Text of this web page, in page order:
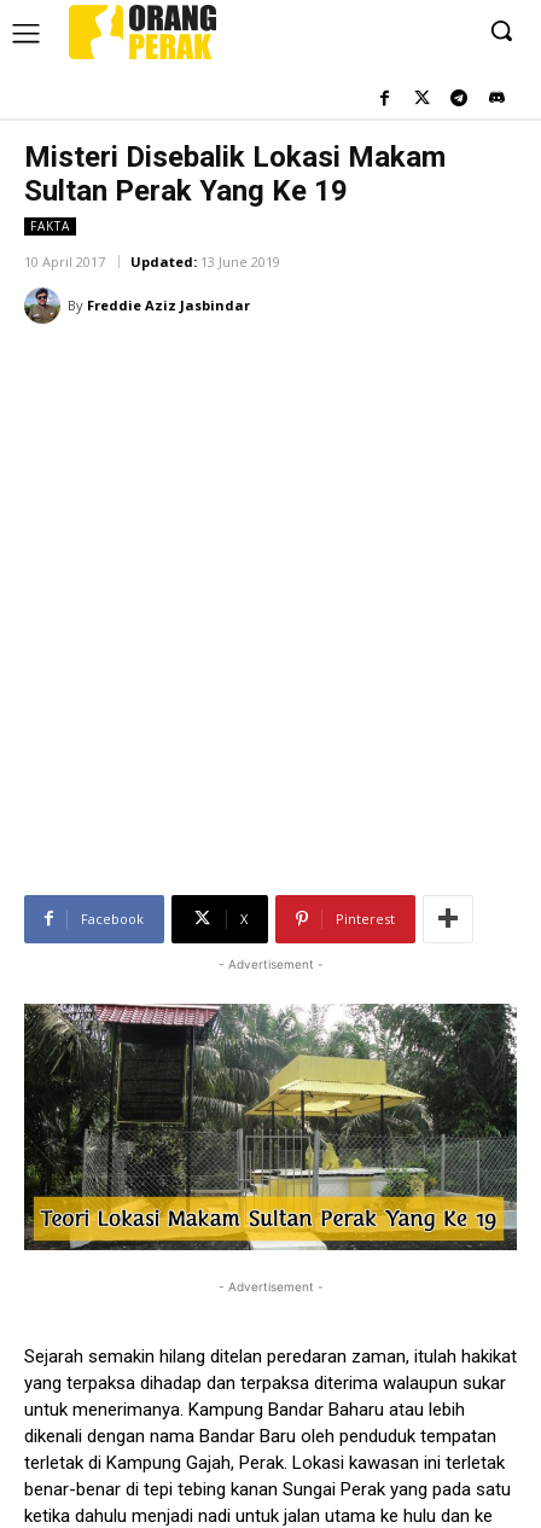
Misteri Disebalik Lokasi Makam
Sultan Perak Yang Ke 19
FAKTA
10 April 2017 Updated: 13 June 2019
By Freddie Aziz Jasbindar
Facebook X Pinterest
- Advertisement -
- Advertisement -
Sejarah semakin hilang ditelan peredaran zaman, itulah hakikat
yang terpaksa dihadap dan terpaksa diterima walaupun sukar
untuk menerimanya. Kampung Bandar Baharu atau lebih
dikenali dengan nama Bandar Baru oleh penduduk tempatan
terletak di Kampung Gajah, Perak. Lokasi kawasan ini terletak
benar-benar di tepi tebing kanan Sungai Perak yang pada satu
ketika dahulu menjadi nadi untuk jalan utama ke hulu dan ke